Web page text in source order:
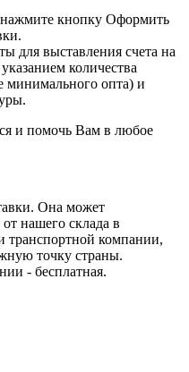
кнопку Оформить
для выставления счета на
количества
минимального опта) и
и помочь Вам в любое
Она может
нашего склада в
транспортной компании,
точку страны.
- бесплатная.